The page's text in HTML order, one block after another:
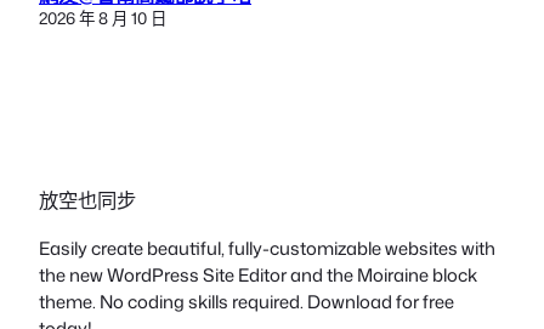
2026 年 8 月 10 日
放空也同步
Easily create beautiful, fully-customizable websites with
the new WordPress Site Editor and the Moiraine block
theme. No coding skills required. Download for free